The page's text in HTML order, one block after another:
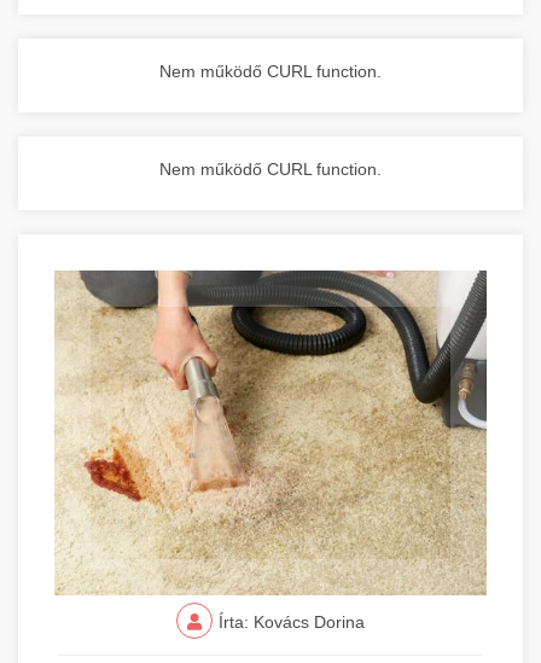
Nem működő CURL function.
Nem működő CURL function.
Írta: Kovács Dorina